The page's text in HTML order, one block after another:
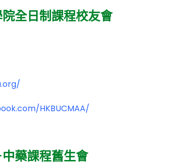
全日制課程校友會
HKBUCMAA/
藥課程舊生會